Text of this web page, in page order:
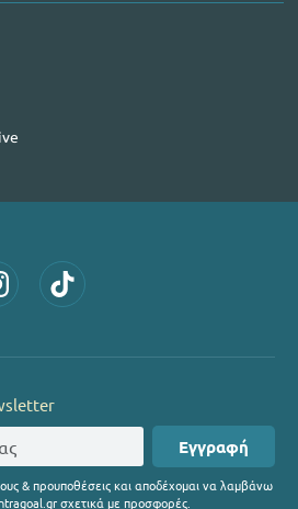
Εγγραφή
& προυποθέσεις και αποδέχομαι να λαμβάνω
σχετικά με προσφορές.